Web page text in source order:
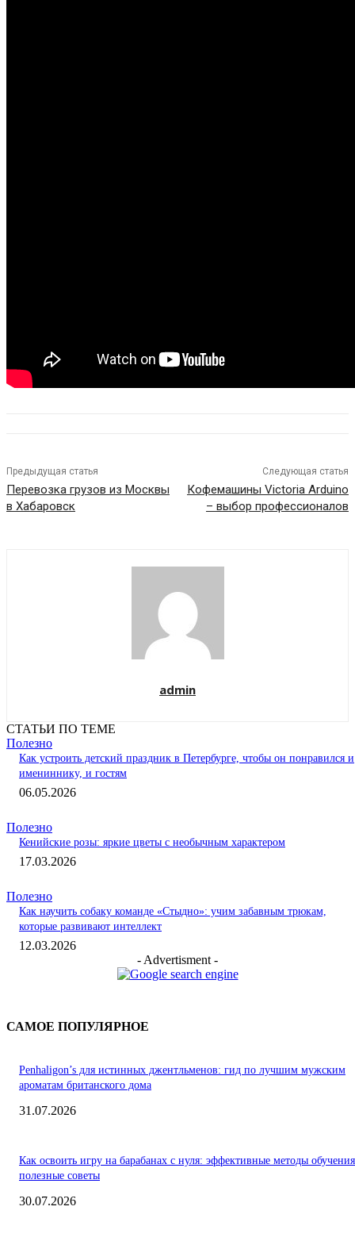
Предыдущая статья
Перевозка грузов из Москвы
в Хабаровск
Следующая статья
Кофемашины Victoria Arduino
– выбор профессионалов
admin
СТАТЬИ ПО ТЕМЕ
Полезно
Как устроить детский праздник в Петербурге, чтобы он понравился и
имениннику, и гостям
06.05.2026
Полезно
Кенийские розы: яркие цветы с необычным характером
17.03.2026
Полезно
Как научить собаку команде «Стыдно»: учим забавным трюкам,
которые развивают интеллект
12.03.2026
- Advertisment -
САМОЕ ПОПУЛЯРНОЕ
Penhaligon’s для истинных джентльменов: гид по лучшим мужским
ароматам британского дома
31.07.2026
Как освоить игру на барабанах с нуля: эффективные методы
полезные советы
30.07.2026